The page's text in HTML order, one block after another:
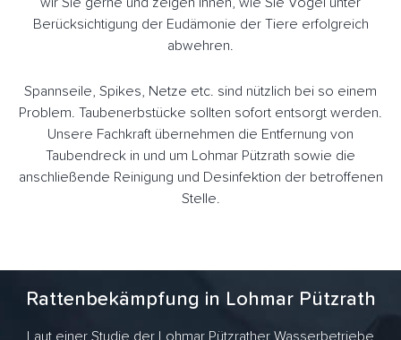
wir Sie gerne und zeigen Ihnen, wie Sie Vögel unter
Berücksichtigung der Eudämonie der Tiere erfolgreich
abwehren.
Spannseile, Spikes, Netze etc. sind nützlich bei so einem
Problem. Taubenerbstücke sollten sofort entsorgt werden.
Unsere Fachkraft übernehmen die Entfernung von
Taubendreck in und um Lohmar Pützrath sowie die
anschließende Reinigung und Desinfektion der betroffenen
Stelle.
Rattenbekämpfung in Lohmar Pützrath
Laut einer Studie der Lohmar Pützrather Wasserbetriebe